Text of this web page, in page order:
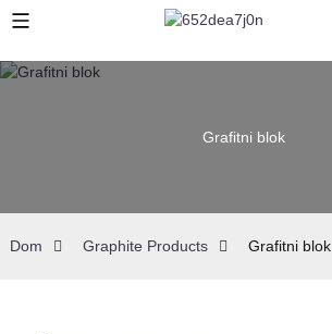
Grafitni blok
Dom Graphite Products Grafitni blok